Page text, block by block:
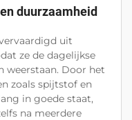
duurzaamheid
uit
ze de dagelijkse
weerstaan. Door het
zoals spijtstof en
in goede staat,
na meerdere